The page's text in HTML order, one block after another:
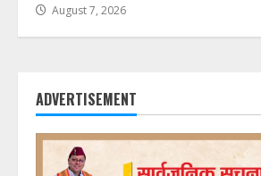
August 7, 2026
ADVERTISEMENT